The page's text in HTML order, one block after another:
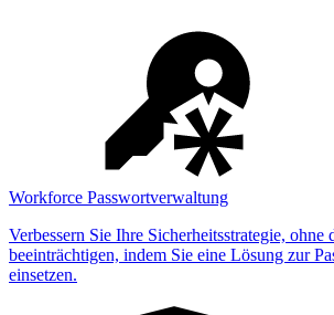
Workforce Passwortverwaltung
Verbessern Sie Ihre Sicherheitsstrategie,
beeinträchtigen, indem Sie eine Lösung zur
einsetzen.